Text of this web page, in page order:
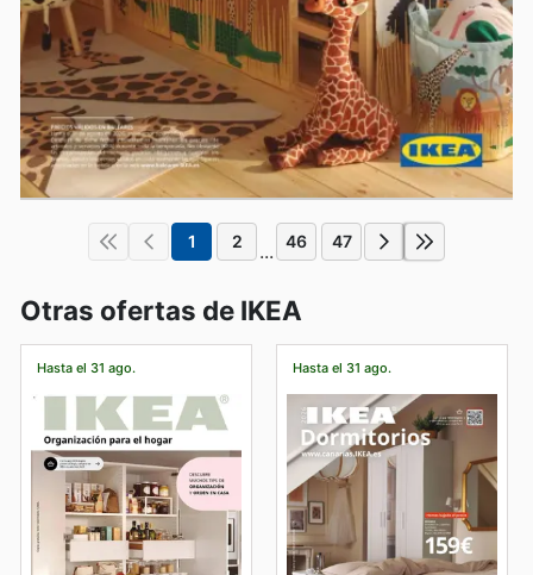
1 2 ... 46 47
Otras ofertas de IKEA
Hasta el 31 ago. Hasta el 31 ago.